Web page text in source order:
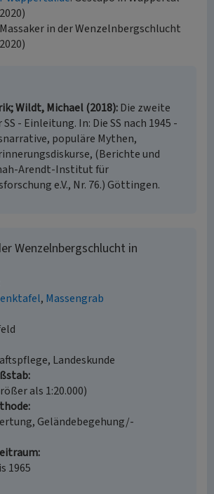
in der Wenzelnbergschlucht
Wildt, Michael (2018) Die zweite
- Einleitung. In: Die SS nach 1945 -
populäre Mythen,
(Berichte und
Arendt-Institut für
e.V., Nr. 76.) Göttingen.
Wenzelnbergschlucht in
Massengrab
Landeskunde
als 1:20.000)
Geländebegehung/-
1965